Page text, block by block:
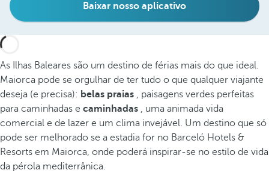
Baixar nosso aplicativo
As Ilhas Baleares são um destino de férias mais do que ideal.
Maiorca pode se orgulhar de ter tudo o que qualquer viajante
deseja (e precisa): belas praias , paisagens verdes perfeitas
para caminhadas e caminhadas , uma animada vida
comercial e de lazer e um clima invejável. Um destino que só
pode ser melhorado se a estadia for no Barceló Hotels &
Resorts em Maiorca, onde poderá inspirar-se no estilo de vida
da pérola mediterrânica.